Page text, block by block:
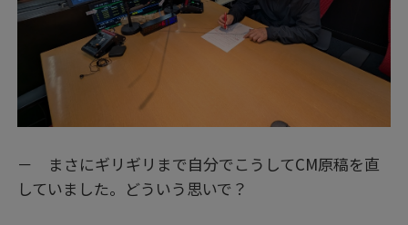
－ まさにギリギリまで自分でこうしてCM原稿を直
していました。どういう思いで？